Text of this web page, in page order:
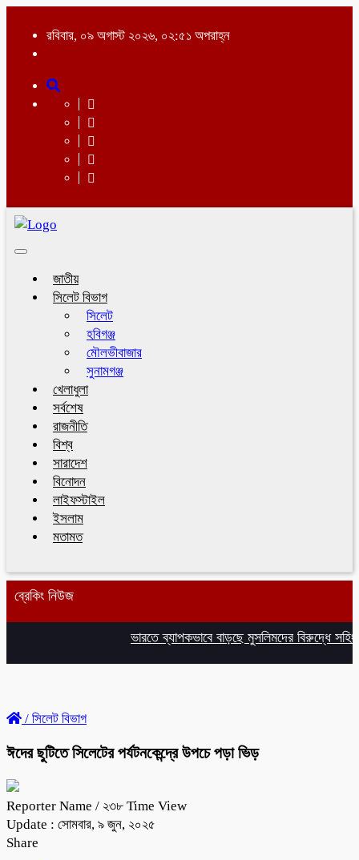
রবিবার, ০৯ অগাস্ট ২০২৬, ০২:৫১ অপরাহ্ন
Toggle
জাতীয়
সিলেট বিভাগ
সিলেট
হবিগঞ্জ
মৌলভীবাজার
সুনামগঞ্জ
খেলাধুলা
সর্বশেষ
রাজনীতি
বিশ্ব
সারাদেশ
বিনোদন
লাইফস্টাইল
ইসলাম
মতামত
ব্রেকিং নিউজ
ভারতে ব্যাপকভাবে বাড়ছে মুসলিমদের বিরুদ্ধে
/ সিলেট বিভাগ
ঈদের ছুটিতে সিলেটের পর্যটনকেন্দ্রে উপচে পড়া ভিড়
Reporter Name / ২৩৮ Time View
Update : সোমবার, ৯ জুন, ২০২৫
Share